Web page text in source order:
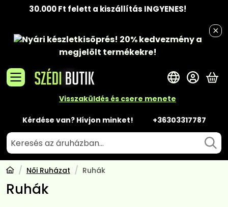
30.000 Ft felett a kiszállítás INGYENES!
Nyári készletkisöprés! 20% kedvezménya
megjelölt termékekre!
Visszaküldés és csere menete
Kérdése van? Hívjon minket! +36303317787
A
Női Ruházat Ruhák
Ruhák